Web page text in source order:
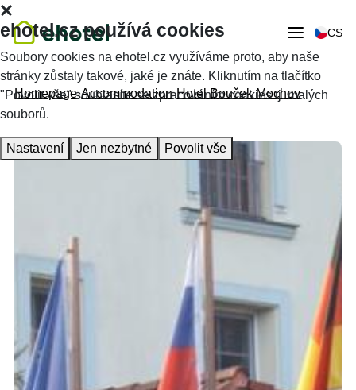
CS
Homepage Accommodation Hotel Bouček Mochov
ehotel.cz používá cookies
Soubory cookies na ehotel.cz využíváme proto, aby naše
stránky zůstaly takové, jaké je znáte. Kliknutím na tlačítko
"Povolit vše" souhlasíte se zpracováním cookies tj. malých
souborů.
Nastavení Jen nezbytné Povolit vše